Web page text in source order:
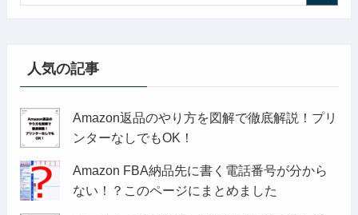
人気の記事
Amazon返品のやり方を図解で徹底解説！プリ
ンターなしでもOK！
Amazon FBA納品先に書く電話番号が分から
ない！？このページにまとめました